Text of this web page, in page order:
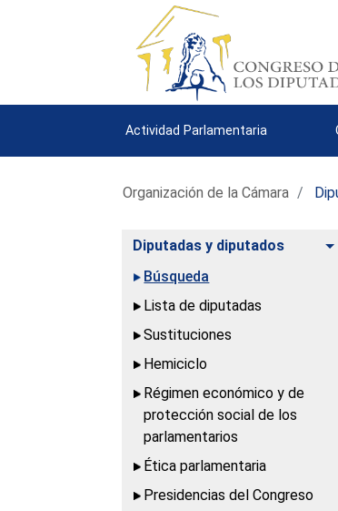
Actividad Parlamentaria
Organización de la Cámara
Diputadas y diputados
Búsqueda
Lista de diputadas
Sustituciones
Hemiciclo
Régimen económico y de
protección social de los
parlamentarios
Ética parlamentaria
Presidencias del Congreso